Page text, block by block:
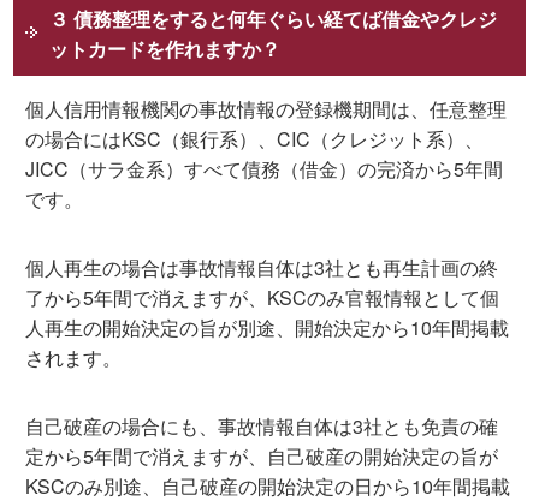
３ 債務整理をすると何年ぐらい経てば借金やクレジ
ットカードを作れますか？
個人信用情報機関の事故情報の登録機期間は、任意整理
の場合にはKSC（銀行系）、CIC（クレジット系）、
JICC（サラ金系）すべて債務（借金）の完済から5年間
です。
個人再生の場合は事故情報自体は3社とも再生計画の終
了から5年間で消えますが、KSCのみ官報情報として個
人再生の開始決定の旨が別途、開始決定から10年間掲載
されます。
自己破産の場合にも、事故情報自体は3社とも免責の確
定から5年間で消えますが、自己破産の開始決定の旨が
KSCのみ別途、自己破産の開始決定の日から10年間掲載